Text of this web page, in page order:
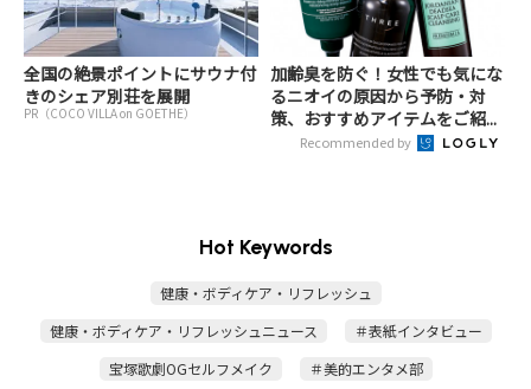
全国の絶景ポイントにサウナ付
きのシェア別荘を展開
PR（COCO VILLA on GOETHE）
加齢臭を防ぐ！女性でも気にな
るニオイの原因から予防・対
策、おすすめアイテムをご紹...
Recommended by
Hot Keywords
健康・ボディケア・リフレッシュ
健康・ボディケア・リフレッシュニュース
＃表紙インタビュー
宝塚歌劇OGセルフメイク
＃美的エンタメ部